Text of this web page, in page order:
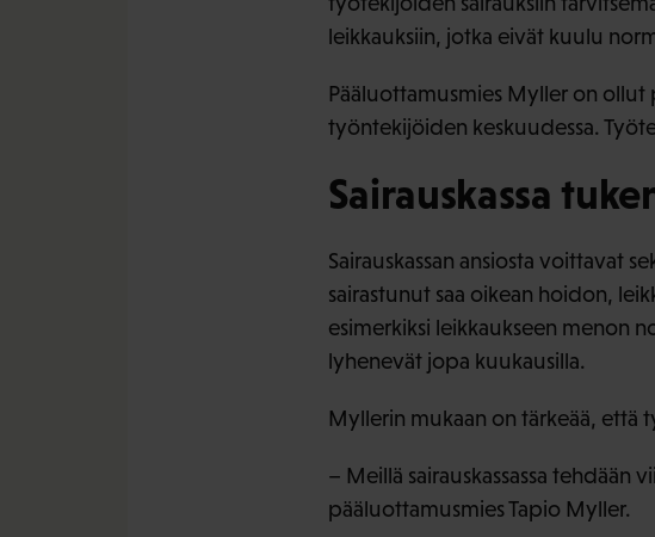
leikkauksiin, jotka eivät kuulu
Pääluottamusmies Myller on ollut
työntekijöiden keskuudessa.
Sairauskassa
Sairauskassan ansiosta voittavat
sairastunut saa oikean hoidon,
esimerkiksi leikkaukseen menon
lyhenevät jopa kuukausilla.
Myllerin mukaan on tärkeää, että
– Meillä sairauskassassa tehdään
pääluottamusmies Tapio Myller.